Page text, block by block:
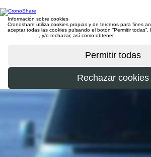
Información sobre cookies
Cronoshare utiliza cookies propias y de terceros para fines
aceptar todas las cookies pulsando el botón “Permitir todas”.
, y/o rechazar, así como obtener